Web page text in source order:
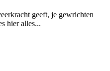
geeft, je gewrichten
hier alles...